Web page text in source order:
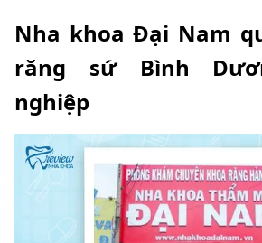
Nha khoa Đại Nam
răng sứ Bình
nghiệp